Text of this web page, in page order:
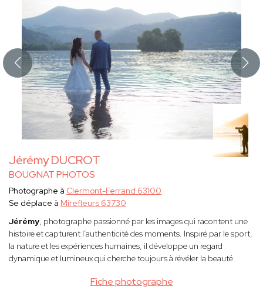
Jérémy DUCROT
BOUGNAT PHOTOS
Fiche photographe
Photographe à Clermont-Ferrand 63100
Se déplace à Mirefleurs 63730
Jérémy, photographe passionné par les images qui racontent une
histoire et capturent l’authenticité des moments. Inspiré par le sport,
la nature et les expériences humaines, il développe un regard
dynamique et lumineux qui cherche toujours à révéler la beauté